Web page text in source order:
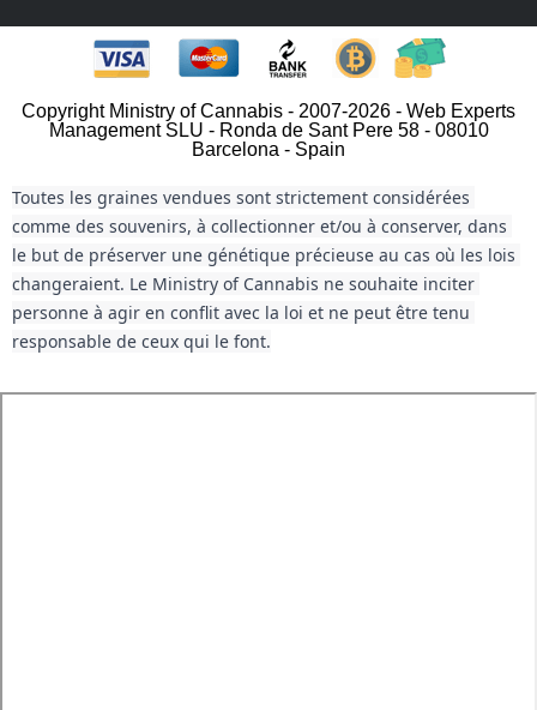
Copyright Ministry of Cannabis - 2007-2026 - Web Experts
Management SLU - Ronda de Sant Pere 58 - 08010
Barcelona - Spain
Toutes les graines vendues sont strictement considérées
comme des souvenirs, à collectionner et/ou à conserver, dans
le but de préserver une génétique précieuse au cas où les lois
changeraient. Le Ministry of Cannabis ne souhaite inciter
personne à agir en conflit avec la loi et ne peut être tenu
responsable de ceux qui le font.